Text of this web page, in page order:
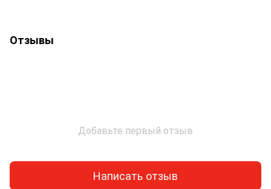
Отзывы
Добавьте первый отзыв
Написать отзыв